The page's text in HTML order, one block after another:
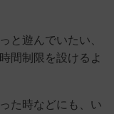
と遊んでいたい、
間制限を設けるよ
た時などにも、い